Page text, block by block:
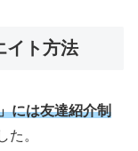
イト方法
には友達紹介制
た。